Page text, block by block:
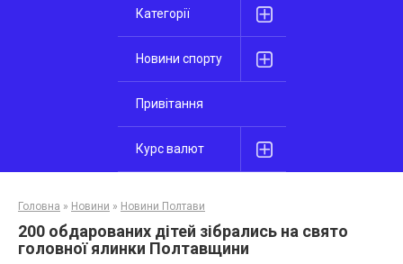
Категорії
Новини спорту
Привітання
Курс валют
Головна » Новини » Новини Полтави
200 обдарованих дітей зібрались на свято
головної ялинки Полтавщини